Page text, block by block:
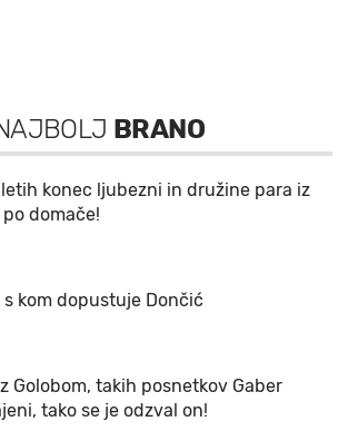
BRANO
konec ljubezni in družine para iz
domače!
s kom dopustuje Dončić
Golobom, takih posnetkov Gaber
tako se je odzval on!